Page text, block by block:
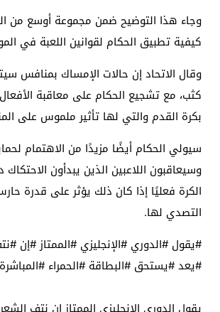
وجاء هذا التوضيح ضمن مجموعة أوسع من
كيفية تطبيق الحكام لقوانين اللعبة في
وقال الاتحاد إن حالات الإمساك بمنافس
كثب، مع تشجيع الحكام على معاقبة الأفعال
بكرة القدم والتي لها تأثير ملموس على
سيولي الحكام أيضًا مزيدًا من الاهتمام
وسيعاقبون اللاعبين الذين يبدأون
الكرة فعليًا إذا كان ذلك يؤثر على قدرة
التصدي لها.
#يقول #الدوري #الإنجليزي #الممتاز #إن
#يعد #يستحق #البطاقة #الحمراء #المباشرة